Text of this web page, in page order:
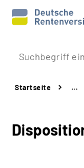
Prävention
Rente
Startseite …